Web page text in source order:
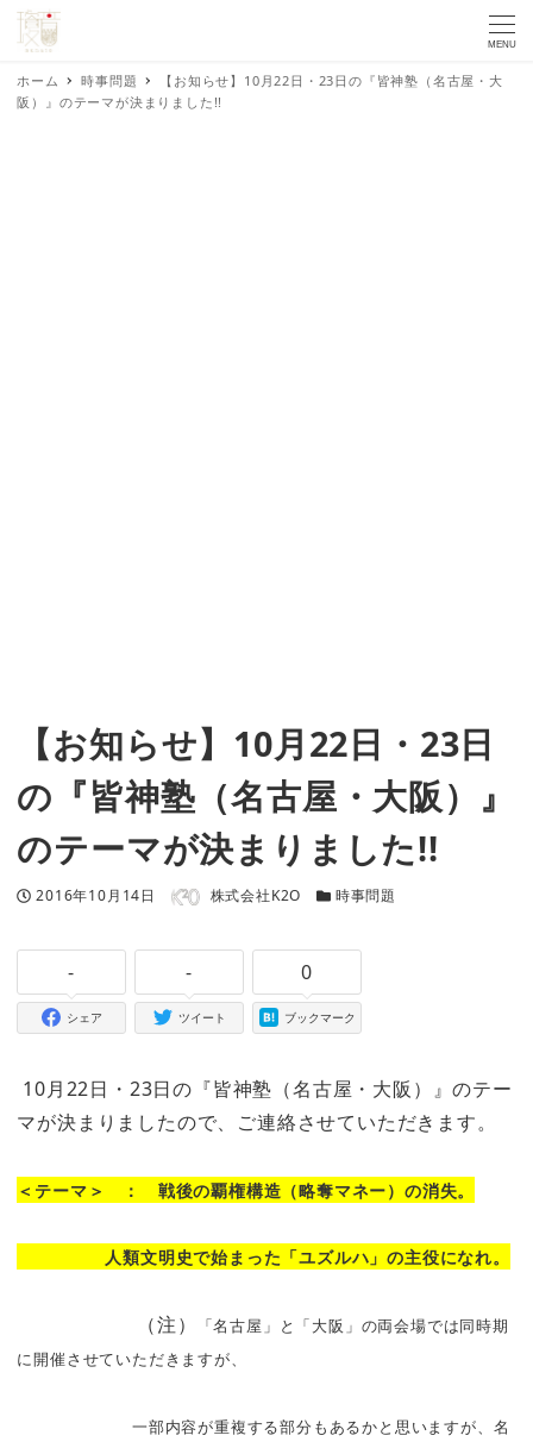
MENU
ホーム 時事問題
【お知らせ】10月22日・23日の『皆神塾（名古屋・大
阪）』のテーマが決まりました!!
【お知らせ】10月22日・23日
の『皆神塾（名古屋・大阪）』
のテーマが決まりました!!
投稿日
2016年10月14日 著者 株式会社K2O カテゴリー
時事問題
-
シェア
-
ツイート
0
ブックマーク
10月22日・23日の『皆神塾（名古屋・大阪）』のテー
マが決まりましたので、ご連絡させていただきます。
＜テーマ＞ ： 戦後の覇権構造（略奪マネー）の消失。
人類文明史で始まった「ユズルハ」の主役になれ。
（注）
「名古屋」と「大阪」の両会場では同時期
に開催させていただきますが、
一部内容が重複する部分もあるかと思いますが、名